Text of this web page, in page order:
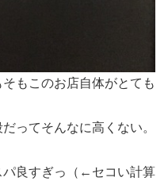
もこのお店自体がとても
ってそんなに高くない。
パ良すぎっ（←セコい計算